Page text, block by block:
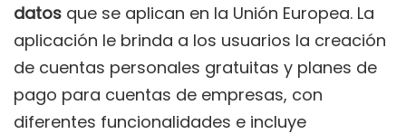
datos que se aplican en la Unión Europea. La
aplicación le brinda a los usuarios la creación
de cuentas personales gratuitas y planes de
pago para cuentas de empresas, con
diferentes funcionalidades e incluye